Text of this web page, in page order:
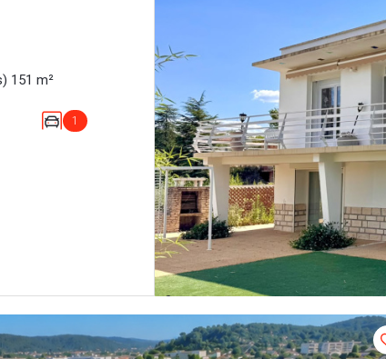
Maison 5 pièce(s) 3 chambre(s) 151 m²
1